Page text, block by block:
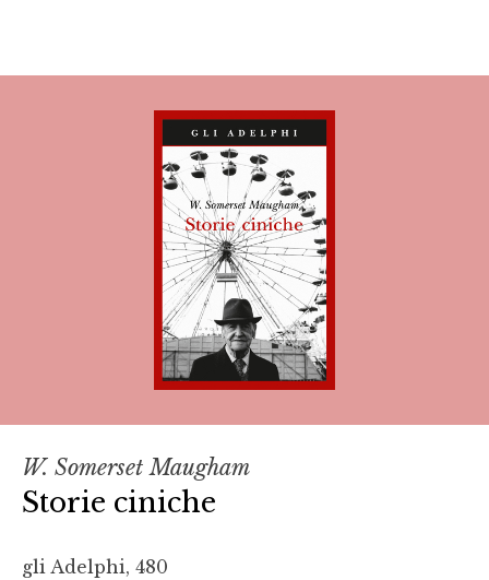
W. Somerset Maugham
Storie ciniche
gli Adelphi, 480